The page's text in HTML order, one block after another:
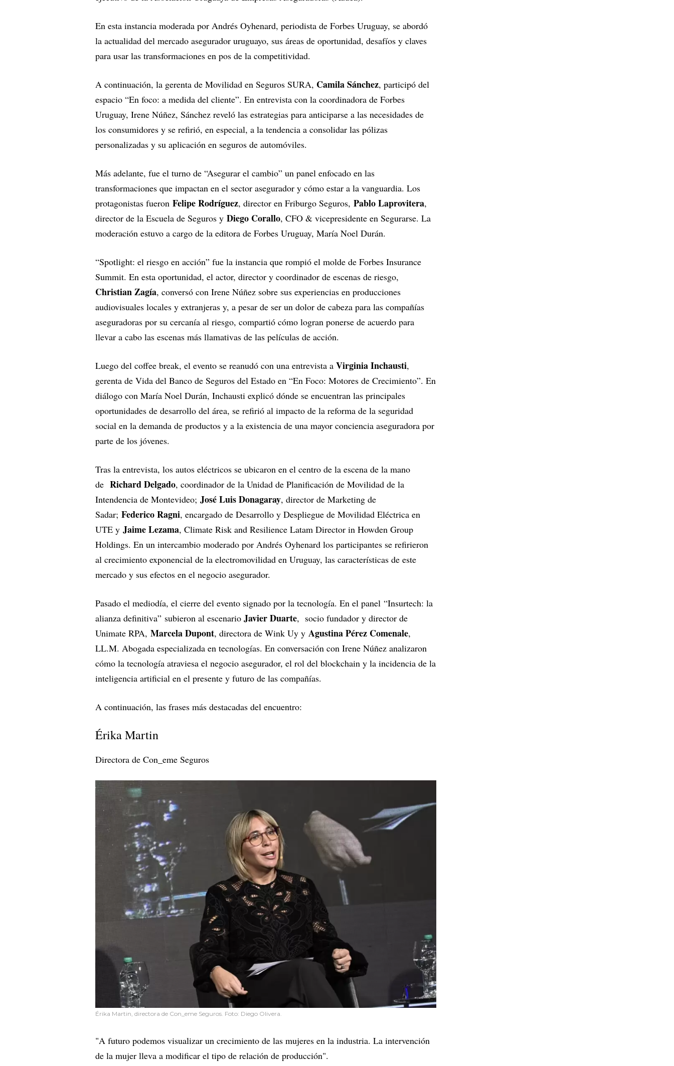
En esta instancia moderada por Andrés Oyhenard, periodista de Forbes Uruguay, se abordó
la actualidad del mercado asegurador uruguayo, sus áreas de oportunidad, desafíos y claves
para usar las transformaciones en pos de la competitividad.
A continuación, la gerenta de Movilidad en Seguros SURA, Camila Sánchez, participó del
espacio “En foco: a medida del cliente”. En entrevista con la coordinadora de Forbes
Uruguay, Irene Núñez, Sánchez reveló las estrategias para anticiparse a las necesidades de
los consumidores y se refirió, en especial, a la tendencia a consolidar las pólizas
personalizadas y su aplicación en seguros de automóviles.
Más adelante, fue el turno de “Asegurar el cambio” un panel enfocado en las
transformaciones que impactan en el sector asegurador y cómo estar a la vanguardia. Los
protagonistas fueron Felipe Rodríguez, director en Friburgo Seguros, Pablo Laprovitera,
director de la Escuela de Seguros y Diego Corallo, CFO & vicepresidente en Segurarse. La
moderación estuvo a cargo de la editora de Forbes Uruguay, María Noel Durán.
“Spotlight: el riesgo en acción” fue la instancia que rompió el molde de Forbes Insurance
Summit. En esta oportunidad, el actor, director y coordinador de escenas de riesgo,
Christian Zagía, conversó con Irene Núñez sobre sus experiencias en producciones
audiovisuales locales y extranjeras y, a pesar de ser un dolor de cabeza para las compañías
aseguradoras por su cercanía al riesgo, compartió cómo logran ponerse de acuerdo para
llevar a cabo las escenas más llamativas de las películas de acción.
Luego del coffee break, el evento se reanudó con una entrevista a Virginia Inchausti,
gerenta de Vida del Banco de Seguros del Estado en “En Foco: Motores de Crecimiento”. En
diálogo con María Noel Durán, Inchausti explicó dónde se encuentran las principales
oportunidades de desarrollo del área, se refirió al impacto de la reforma de la seguridad
social en la demanda de productos y a la existencia de una mayor conciencia aseguradora por
parte de los jóvenes.
Tras la entrevista, los autos eléctricos se ubicaron en el centro de la escena de la mano
de Richard Delgado, coordinador de la Unidad de Planificación de Movilidad de la
Intendencia de Montevideo; José Luis Donagaray, director de Marketing de
Sadar; Federico Ragni, encargado de Desarrollo y Despliegue de Movilidad Eléctrica en
UTE y Jaime Lezama, Climate Risk and Resilience Latam Director in Howden Group
Holdings. En un intercambio moderado por Andrés Oyhenard los participantes se refirieron
al crecimiento exponencial de la electromovilidad en Uruguay, las características de este
mercado y sus efectos en el negocio asegurador.
Pasado el mediodía, el cierre del evento signado por la tecnología. En el panel “Insurtech: la
alianza definitiva” subieron al escenario Javier Duarte, socio fundador y director de
Unimate RPA, Marcela Dupont, directora de Wink Uy y Agustina Pérez Comenale,
LL.M. Abogada especializada en tecnologías. En conversación con Irene Núñez analizaron
cómo la tecnología atraviesa el negocio asegurador, el rol del blockchain y la incidencia de la
inteligencia artificial en el presente y futuro de las compañías.
A continuación, las frases más destacadas del encuentro:
Érika Martin
Directora de Con_eme Seguros
Érika Martin, directora de Con_eme Seguros. Foto: Diego OIivera.
"A futuro podemos visualizar un crecimiento de las mujeres en la industria. La intervención
de la mujer lleva a modificar el tipo de relación de producción".